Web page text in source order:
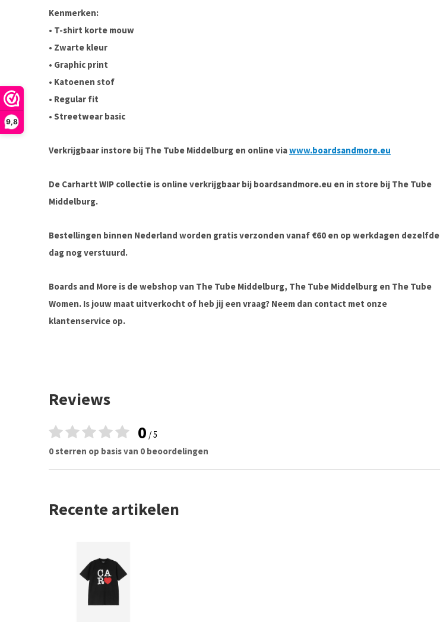
9,8
Kenmerken:
• T-shirt korte mouw
• Zwarte kleur
• Graphic print
• Katoenen stof
• Regular fit
• Streetwear basic
Verkrijgbaar instore bij The Tube Middelburg en online viawww.boardsandmore.eu
De Carhartt WIP collectie is online verkrijgbaar bij boardsandmore.eu en in store bij The Tube
Middelburg.
Bestellingen binnen Nederland worden gratis verzonden vanaf €60 en op werkdagen dezelfde
dag nog verstuurd.
Boards and More is de webshop van The Tube Middelburg, The Tube Middelburg en The Tube
Women. Is jouw maat uitverkocht of heb jij een vraag? Neem dan contact met onze
klantenservice op.
Reviews
0 / 5
0 sterren op basis van 0 beoordelingen
Recente artikelen